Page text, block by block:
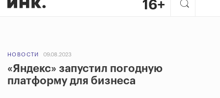
НОВОСТИ 09.08.2023
«Яндекс» запустил погодную
платформу для бизнеса